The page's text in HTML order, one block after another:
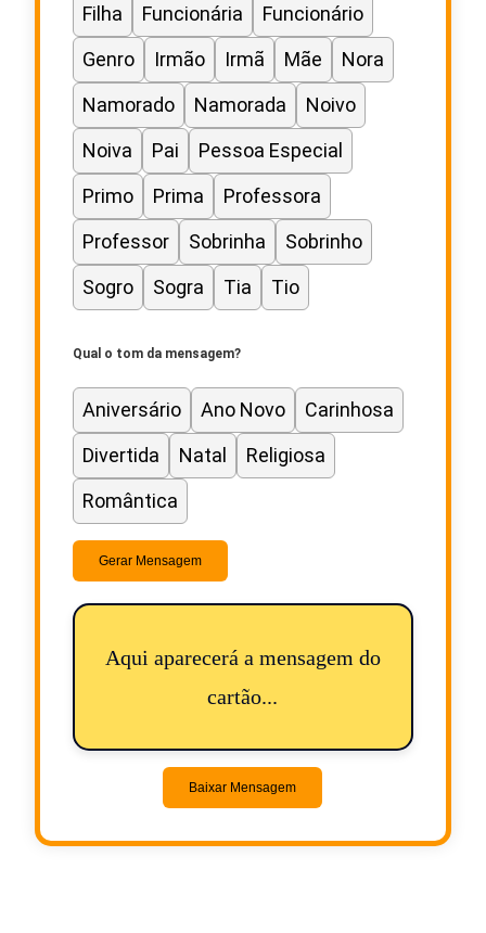
Filha
Funcionária
Funcionário
Genro
Irmão Irmã Mãe
Nora
Namorado
Namorada
Noivo
Noiva
Pai
Pessoa Especial
Primo
Prima
Professora
Professor
Sobrinha
Sobrinho
Sogro
Sogra Tia Tio
Qual o tom da mensagem?
Aniversário Ano Novo
Carinhosa
Divertida
Natal
Religiosa
Romântica
Gerar Mensagem
Aqui aparecerá a mensagem do
cartão...
Baixar Mensagem